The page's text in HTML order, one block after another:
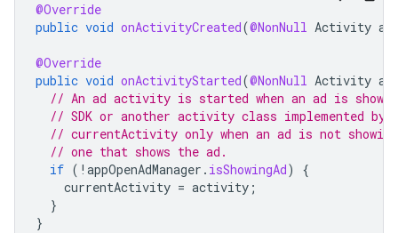
@Override
public void onActivityCreated(@NonNull Activity
@Override
public void onActivityStarted(@NonNull Activity
// An ad activity is started when an ad is
// SDK or another activity class implemented
// currentActivity only when an ad is not
// one that shows the ad.
if ( ! appOpenAdManager . isShowingAd)
{
currentActivity = activity ;
}
}